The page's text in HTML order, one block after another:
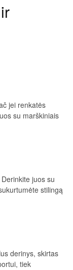
jei renkatės
su marškiniais
juos su
stilingą
derinys, skirtas
tiek